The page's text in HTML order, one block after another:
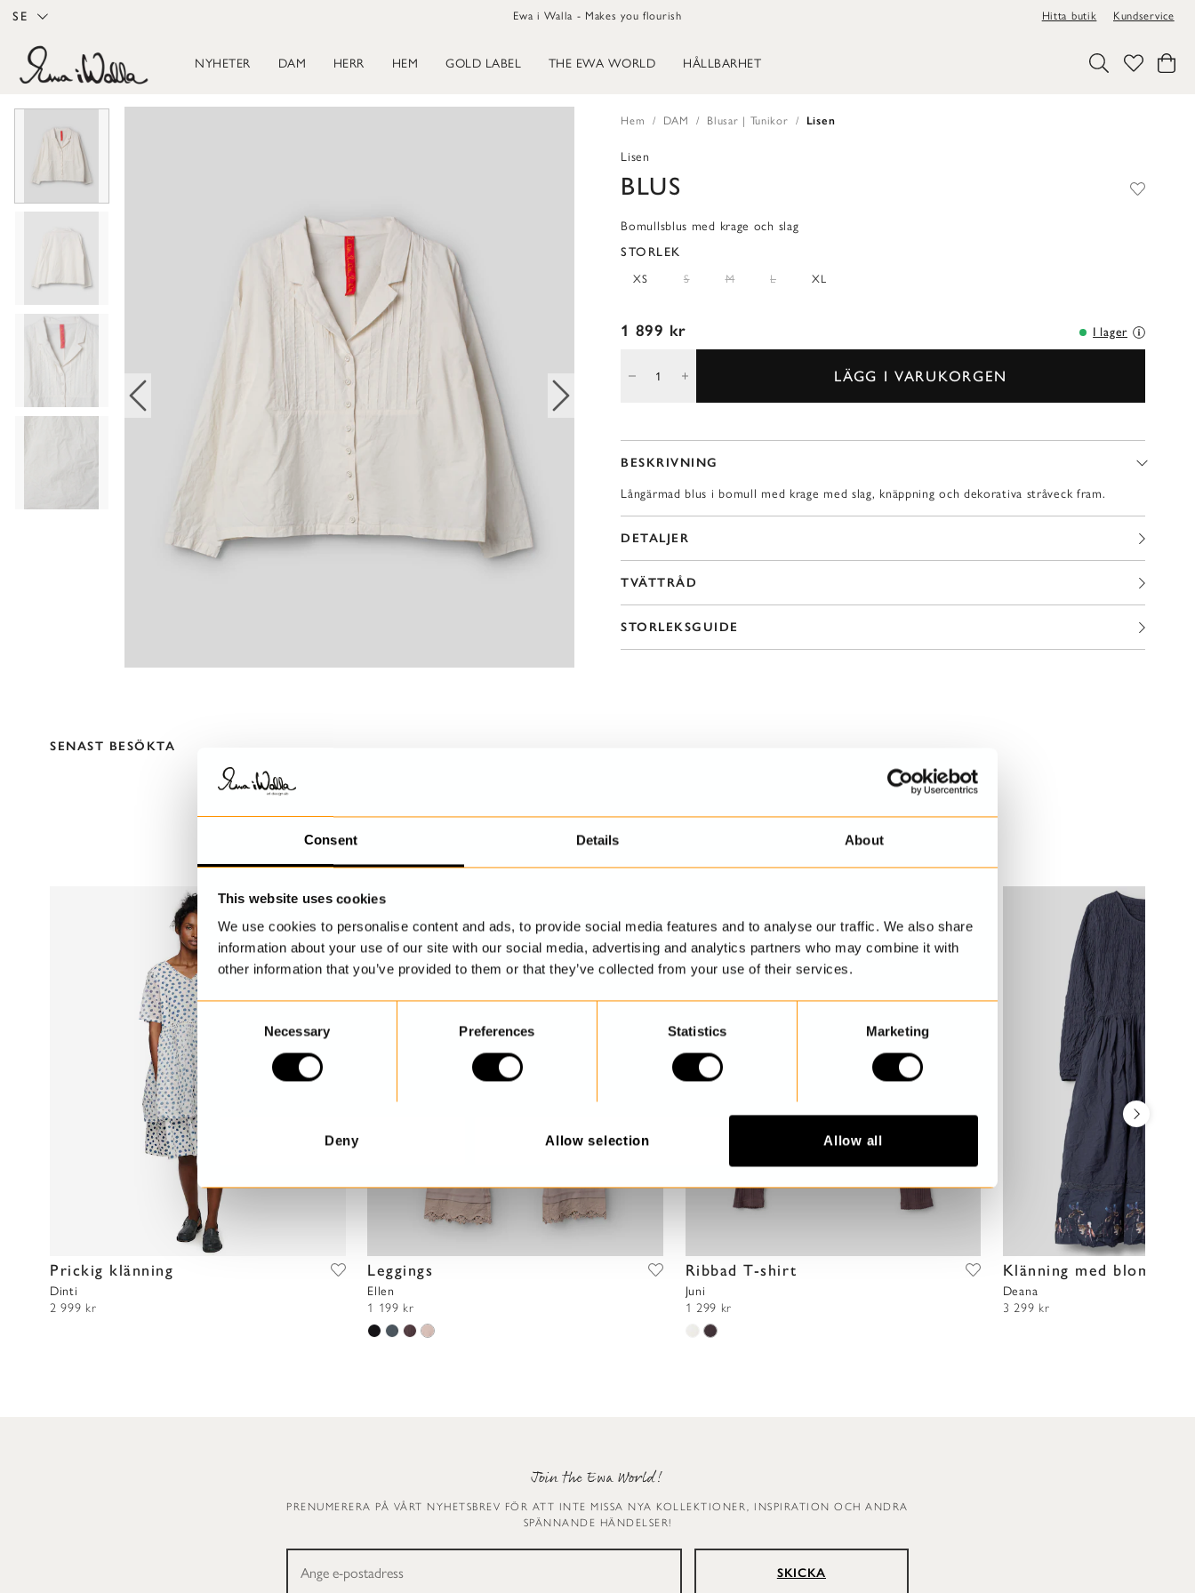
Consent Details About
This website uses cookies
We use cookies to personalise content and ads, to provide social media features and to analyse our traffic. We also share
information about your use of our site with our social media, advertising and analytics partners who may combine it with
other information that you’ve provided to them or that they’ve collected from your use of their services.
o
n
s
e
n
t
S
e
l
e
c
Necessary Preferences Statistics Marketing
Deny Allow selection Allow all
SE Ewa i Walla - Makes you flourish Hitta butik Kundservice
NYHETER DAM HERR HEM GOLD LABEL THE EWA WORLD HÅLLBARHET
Hem DAM Blusar | Tunikor Lisen
Lisen
BLUS
Bomullsblus med krage och slag
STORLEK
XS S M L XL
1 899 kr I lager
LÄGG I VARUKORGEN
BESKRIVNING
Långärmad blus i bomull med krage med slag, knäppning och dekorativa stråveck fram.
DETALJER
TVÄTTRÅD
STORLEKSGUIDE
SENAST BESÖKTA
UPPTÄCK MER
Prickig klänning
Dinti
2 999 kr
Leggings
Ellen
1 199 kr
Ribbad T-shirt
Juni
1 299 kr
Klänning med blommor
Deana
3 299 kr
Join the Ewa World!
PRENUMERERA PÅ VÅRT NYHETSBREV FÖR ATT INTE MISSA NYA KOLLEKTIONER, INSPIRATION OCH ANDRA
SPÄNNANDE HÄNDELSER!
SKICKA